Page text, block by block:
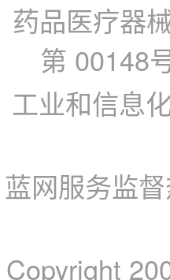
药品医疗器
第 00148
工业和信息
蓝网服务监
Copyright